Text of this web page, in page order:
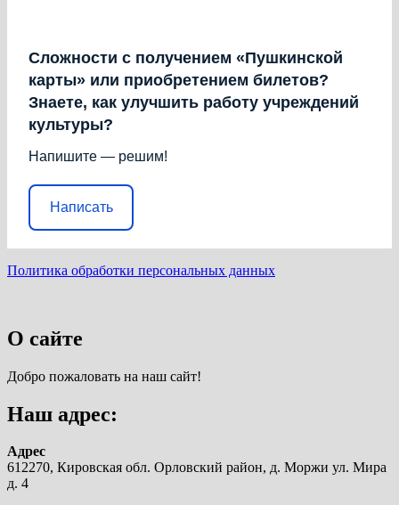
Сложности с получением «Пушкинской
карты» или приобретением билетов?
Знаете, как улучшить работу учреждений
культуры?
Напишите — решим!
Написать
Политика обработки персональных данных
О сайте
Добро пожаловать на наш сайт!
Наш адрес:
Адрес
612270, Кировская обл. Орловский район, д. Моржи ул. Мира
д. 4